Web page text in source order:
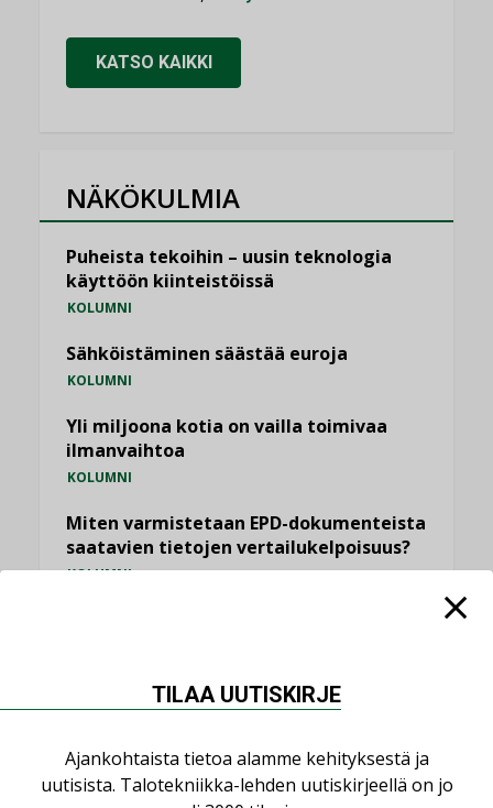
KATSO KAIKKI
NÄKÖKULMIA
Puheista tekoihin – uusin teknologia
käyttöön kiinteistöissä
KOLUMNI
Sähköistäminen säästää euroja
KOLUMNI
Yli miljoona kotia on vailla toimivaa
ilmanvaihtoa
KOLUMNI
Miten varmistetaan EPD-dokumenteista
saatavien tietojen vertailukelpoisuus?
KOLUMNI
TILAA UUTISKIRJE
Ajankohtaista tietoa alamme kehityksestä ja
uutisista. Talotekniikka-lehden uutiskirjeellä on jo